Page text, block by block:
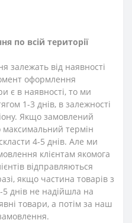
по всій території
залежать від наявності
оформлення
є в наявності, то ми
1-3 днів, в залежності
Якщо замовлений
максимальний термін
4-5 днів. Але ми
клієнтам якомога
відправляються
якщо частина товарів з
днів не надійшла на
товари, а потім за наш